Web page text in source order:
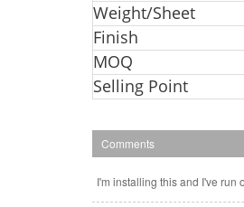
Weight/Sheet
Finish
MOQ
Selling Point
Comments
I'm installing this and I've run